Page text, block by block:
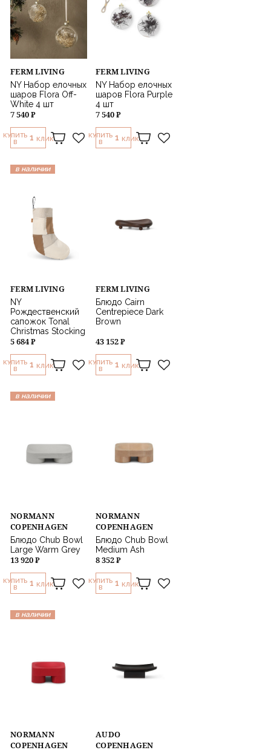
FERM LIVING
NY Набор елочных
шаров Flora Off-
White 4 шт
7 540 ₽
КУПИТЬ
В
1 КЛИК
FERM LIVING
NY Набор елочных
шаров Flora Purple
4 шт
7 540 ₽
КУПИТЬ
В
1 КЛИК
в наличии
FERM LIVING
NY
Рождественский
сапожок Tonal
Christmas Stocking
5 684 ₽
КУПИТЬ
В
1 КЛИК
FERM LIVING
Блюдо Cairn
Centrepiece Dark
Brown
43 152 ₽
КУПИТЬ
В
1 КЛИК
в наличии
NORMANN
COPENHAGEN
Блюдо Chub Bowl
Large Warm Grey
13 920 ₽
КУПИТЬ
В
1 КЛИК
NORMANN
COPENHAGEN
Блюдо Chub Bowl
Medium Ash
8 352 ₽
КУПИТЬ
В
1 КЛИК
в наличии
NORMANN
COPENHAGEN
AUDO
COPENHAGEN